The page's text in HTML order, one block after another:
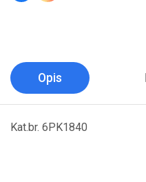
Opis
Kat.br. 6PK1840